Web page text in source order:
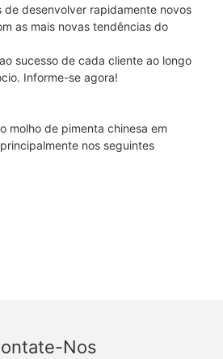
de desenvolver rapidamente novos
as mais novas tendências do
sucesso de cada cliente ao longo
Informe-se agora!
molho de pimenta chinesa em
nos seguintes
Nos